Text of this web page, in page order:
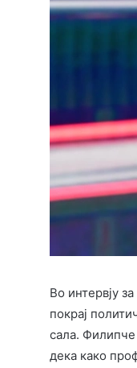
Во интервју
покрај
сала. Филипче
дека како